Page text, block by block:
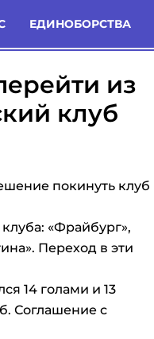
ЕДИНОБОРСТВА
из
клуб
покинуть клуб
«Фрайбург»,
Переход в эти
14 голами и 13
Соглашение с